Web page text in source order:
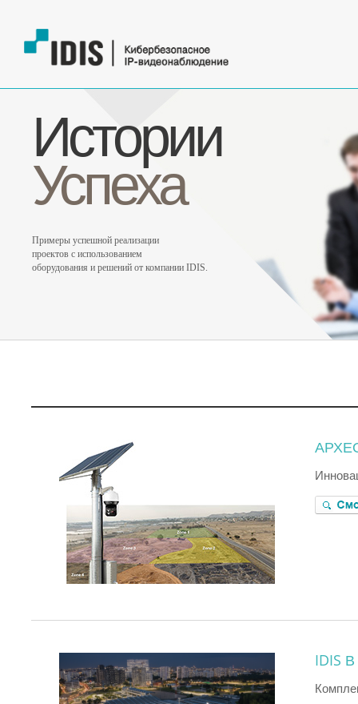
Истории
Успеха
Примеры успешной реализации
проектов с использованием
оборудования и решений от компании IDIS.
IDIS